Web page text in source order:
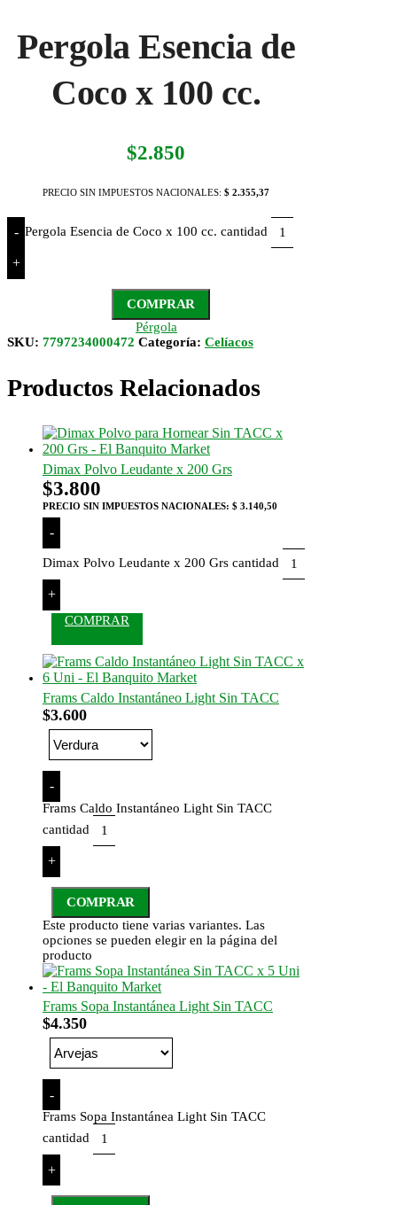
Pergola Esencia de
Coco x 100 cc.
$2.850
PRECIO SIN IMPUESTOS NACIONALES:$ 2.355,37
- Pergola Esencia de Coco x 100 cc. cantidad
+
COMPRAR
Pérgola
SKU: 7797234000472 Categoría: Celíacos
Productos Relacionados
Dimax Polvo Leudante x 200 Grs
$3.800
PRECIO SIN IMPUESTOS NACIONALES: $ 3.140,50
-
Dimax Polvo Leudante x 200 Grs cantidad
+
COMPRAR
Frams Caldo Instantáneo Light Sin TACC
$3.600
-
Frams Caldo Instantáneo Light Sin TACC
cantidad
+
COMPRAR
Este producto tiene varias variantes. Las
opciones se pueden elegir en la página del
producto
Frams Sopa Instantánea Light Sin TACC
$4.350
-
Frams Sopa Instantánea Light Sin TACC
cantidad
+